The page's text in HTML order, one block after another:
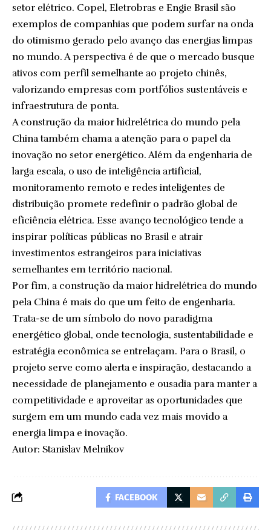
setor elétrico. Copel, Eletrobras e Engie Brasil são
exemplos de companhias que podem surfar na onda
do otimismo gerado pelo avanço das energias limpas
no mundo. A perspectiva é de que o mercado busque
ativos com perfil semelhante ao projeto chinês,
valorizando empresas com portfólios sustentáveis e
infraestrutura de ponta.
A construção da maior hidrelétrica do mundo pela
China também chama a atenção para o papel da
inovação no setor energético. Além da engenharia de
larga escala, o uso de inteligência artificial,
monitoramento remoto e redes inteligentes de
distribuição promete redefinir o padrão global de
eficiência elétrica. Esse avanço tecnológico tende a
inspirar políticas públicas no Brasil e atrair
investimentos estrangeiros para iniciativas
semelhantes em território nacional.
Por fim, a construção da maior hidrelétrica do mundo
pela China é mais do que um feito de engenharia.
Trata-se de um símbolo do novo paradigma
energético global, onde tecnologia, sustentabilidade e
estratégia econômica se entrelaçam. Para o Brasil, o
projeto serve como alerta e inspiração, destacando a
necessidade de planejamento e ousadia para manter a
competitividade e aproveitar as oportunidades que
surgem em um mundo cada vez mais movido a
energia limpa e inovação.
Autor: Stanislav Melnikov
FACEBOOK